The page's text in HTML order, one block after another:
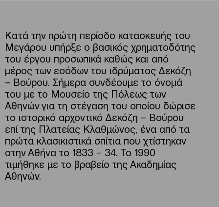
Κατά την πρώτη περίοδο κατασκευής του
Μεγάρου υπήρξε ο βασικός χρηματοδότης
του έργου προσωπικά καθώς και από
μέρος των εσόδων του ιδρύματος Δεκόζη
– Βούρου. Σήμερα συνδέουμε το όνομά
του με το Μουσείο της Πόλεως των
Αθηνών για τη στέγαση του οποίου δώρισε
το ιστορικό αρχοντικό Δεκόζη – Βούρου
επί της Πλατείας Κλαθμώνος, ένα από τα
πρώτα κλασικιστικά σπίτια που χτίστηκαν
στην Αθήνα το 1833 – 34. Το 1990
τιμήθηκε με το βραβείο της Ακαδημίας
Αθηνών.